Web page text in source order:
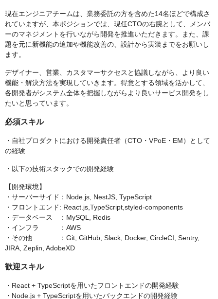
現在エンジニアチームは、業務委託の方を含めた14名ほどで構成さ
れていますが、本ポジションでは、現任CTOの右腕として、メンバ
ーのマネジメントを行いながら開発を推進いただきます。また、課
題を元に新機能の追加や機能改善の、設計から実装までをお願いし
ます。
デザイナー、営業、カスタマーサクセスと協議しながら、より良い
機能・解決方法を実現していきます。得意とする領域を活かして、
各開発者がシステム全体を把握しながらより良いサービス開発をし
たいと思っています。
必須スキル
・自社プロダクトにおける開発責任者（CTO・VPoE・EM）として
の経験
・以下の技術スタックでの開発経験
【開発環境】
・サーバーサイド：Node.js, NestJS, TypeScript
・フロントエンド: React.js,TypeScript,styled-components
・データベース ：MySQL, Redis
・インフラ ：AWS
・その他 ：Git, GitHub, Slack, Docker, CircleCI, Sentry,
JIRA, Zeplin, AdobeXD
歓迎スキル
・React + TypeScriptを用いたフロントエンドの開発経験
・Node.js + TypeScriptを用いたバックエンドの開発経験